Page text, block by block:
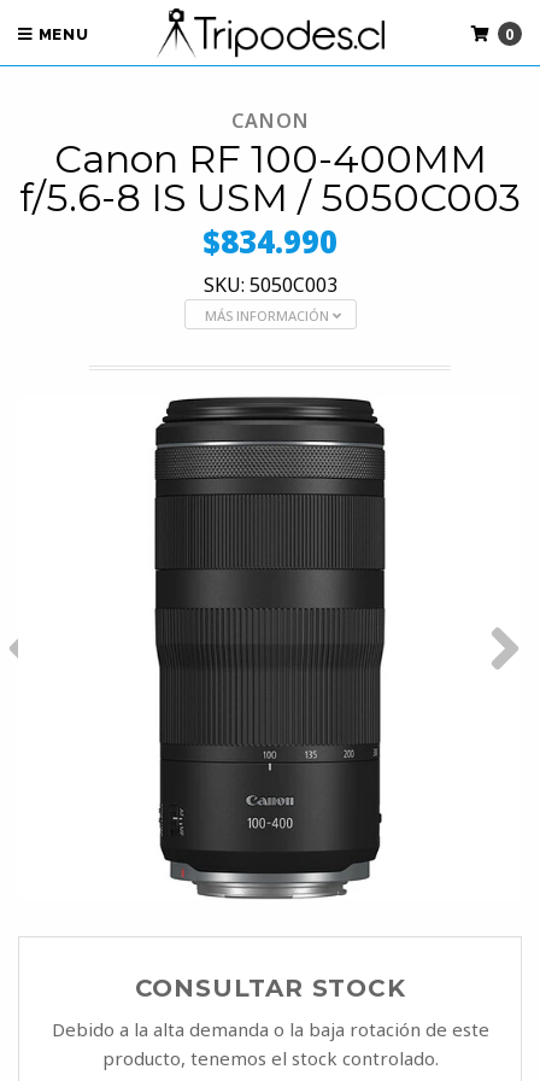
MENU 0
CANON
Canon RF 100-400MM
f/5.6-8 IS USM / 5050C003
$834.990
SKU: 5050C003
MÁS INFORMACIÓN
CONSULTAR STOCK
Debido a la alta demanda o la baja rotación de este
producto, tenemos el stock controlado.